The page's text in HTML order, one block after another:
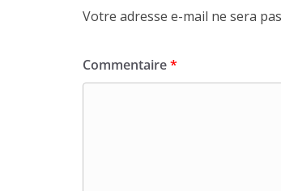
Votre adresse e-mail ne sera
Commentaire*